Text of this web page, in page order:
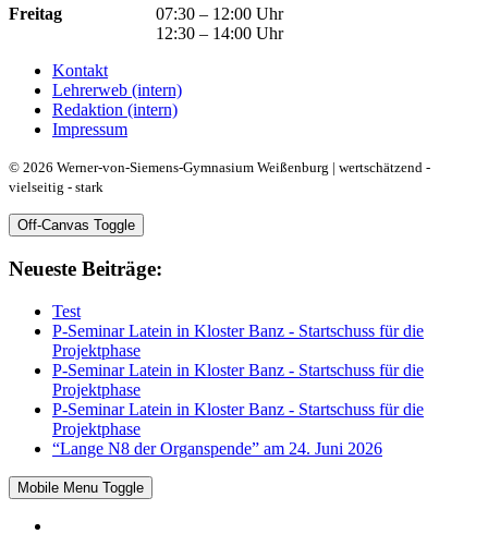
Freitag
07:30 – 12:00 Uhr
12:30 – 14:00 Uhr
Kontakt
Lehrerweb (intern)
Redaktion (intern)
Impressum
© 2026 Werner-von-Siemens-Gymnasium Weißenburg | wertschätzend -
vielseitig - stark
Off-Canvas Toggle
Neueste Beiträge:
Test
P-Seminar Latein in Kloster Banz - Startschuss für die
Projektphase
P-Seminar Latein in Kloster Banz - Startschuss für die
Projektphase
P-Seminar Latein in Kloster Banz - Startschuss für die
Projektphase
“Lange N8 der Organspende” am 24. Juni 2026
Mobile Menu Toggle